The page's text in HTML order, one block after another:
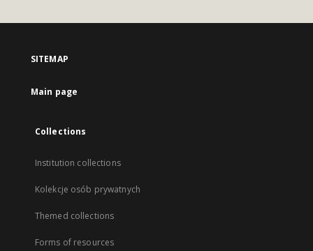
SITEMAP
Main page
Collections
Institution collections
Kolekcje osób prywatnych
Themed collections
Forms of resources